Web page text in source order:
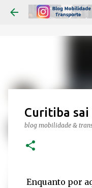
Curitiba
blog mobilidade &
Enquanto por